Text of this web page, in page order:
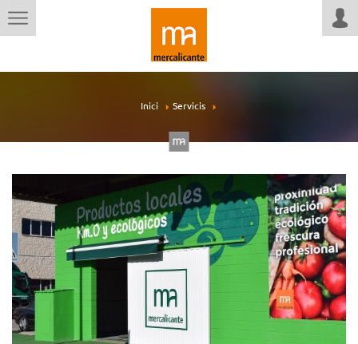
Inici Servicis